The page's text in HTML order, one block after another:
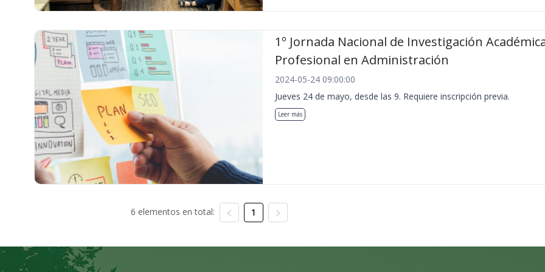
1º Jornada Nacional de Investigación
Profesional en Administración
2024-05-24 09:00:00
Jueves 24 de mayo, desde las 9. Requiere inscripción previa.
Leer más
6 elementos en total: 1